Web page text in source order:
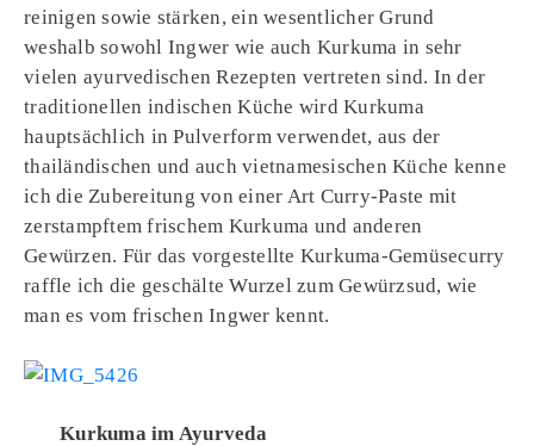
reinigen sowie stärken, ein wesentlicher Grund
weshalb sowohl Ingwer wie auch Kurkuma in sehr
vielen ayurvedischen Rezepten vertreten sind. In der
traditionellen indischen Küche wird Kurkuma
hauptsächlich in Pulverform verwendet, aus der
thailändischen und auch vietnamesischen Küche kenne
ich die Zubereitung von einer Art Curry-Paste mit
zerstampftem frischem Kurkuma und anderen
Gewürzen. Für das vorgestellte Kurkuma-Gemüsecurry
raffle ich die geschälte Wurzel zum Gewürzsud, wie
man es vom frischen Ingwer kennt.
Kurkuma im Ayurveda